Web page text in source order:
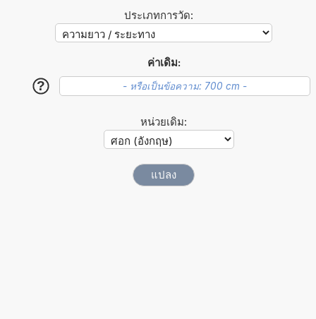
ประเภทการวัด:
ค่าเดิม:
?
หน่วยเดิม: